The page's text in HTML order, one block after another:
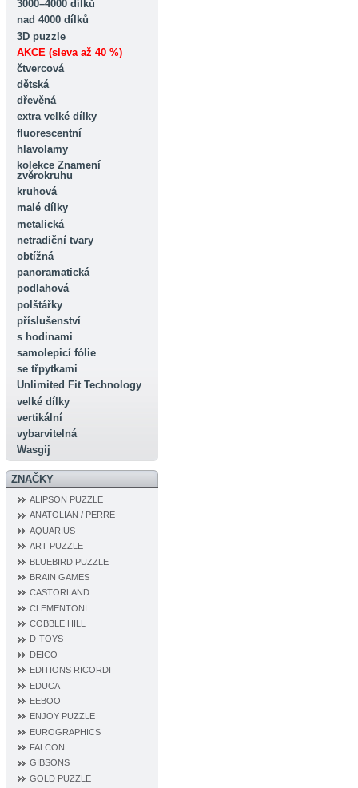
3000–4000 dílků
nad 4000 dílků
3D puzzle
AKCE (sleva až 40 %)
čtvercová
dětská
dřevěná
extra velké dílky
fluorescentní
hlavolamy
kolekce Znamení
zvěrokruhu
kruhová
malé dílky
metalická
netradiční tvary
obtížná
panoramatická
podlahová
polštářky
příslušenství
s hodinami
samolepicí fólie
se třpytkami
Unlimited Fit Technology
velké dílky
vertikální
vybarvitelná
Wasgij
ZNAČKY
ALIPSON PUZZLE
ANATOLIAN / PERRE
AQUARIUS
ART PUZZLE
BLUEBIRD PUZZLE
BRAIN GAMES
CASTORLAND
CLEMENTONI
COBBLE HILL
D‐TOYS
DEICO
EDITIONS RICORDI
EDUCA
EEBOO
ENJOY PUZZLE
EUROGRAPHICS
FALCON
GIBSONS
GOLD PUZZLE